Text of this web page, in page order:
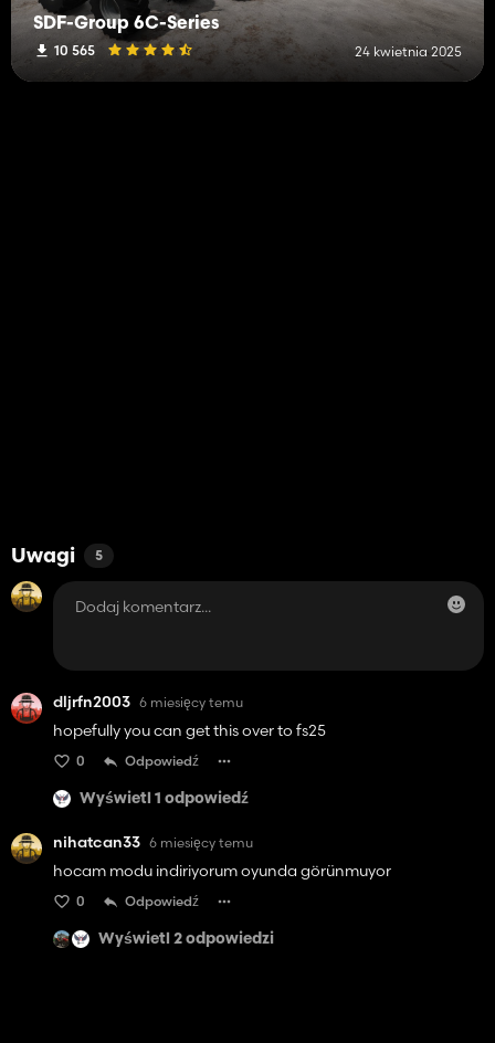
SDF-Group 6C-Series
10 565 24 kwietnia 2025
Uwagi 5
dljrfn2003 6 miesięcy temu
hopefully you can get this over to fs25
0 Odpowiedź
Wyświetl 1 odpowiedź
nihatcan33 6 miesięcy temu
hocam modu indiriyorum oyunda görünmuyor
0 Odpowiedź
Wyświetl 2 odpowiedzi